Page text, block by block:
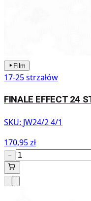
Film
17-25 strzałów
FINALE EFFECT 24
SKU: JW24/2 4/1
170,95 zł
−